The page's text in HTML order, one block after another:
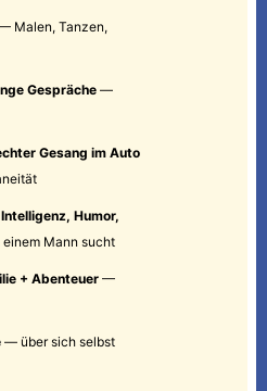
Malen, Tanzen,
Gespräche —
Gesang im Auto
Humor,
Mann sucht
+ Abenteuer —
— über sich selbst